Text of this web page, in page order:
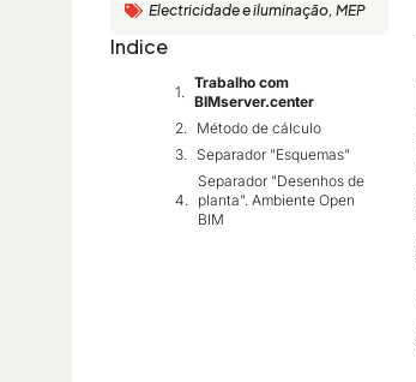
Electricidade e iluminação, MEP
Indice
Trabalho com
BIMserver.center
Método de cálculo
Separador "Esquemas"
Separador "Desenhos de
planta". Ambiente Open
BIM